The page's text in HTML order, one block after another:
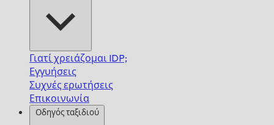
Γιατί χρειάζομαι IDP;
Εγγυήσεις
Συχνές ερωτήσεις
Επικοινωνία
Οδηγός ταξιδιού